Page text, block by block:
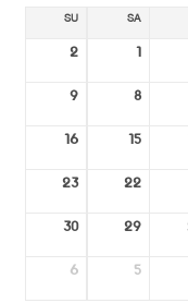
SA
SU
1
2
8
9
15
16
22
23
29
30
5
6